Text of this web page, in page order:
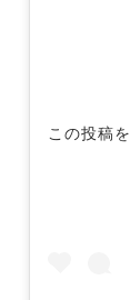
この投稿